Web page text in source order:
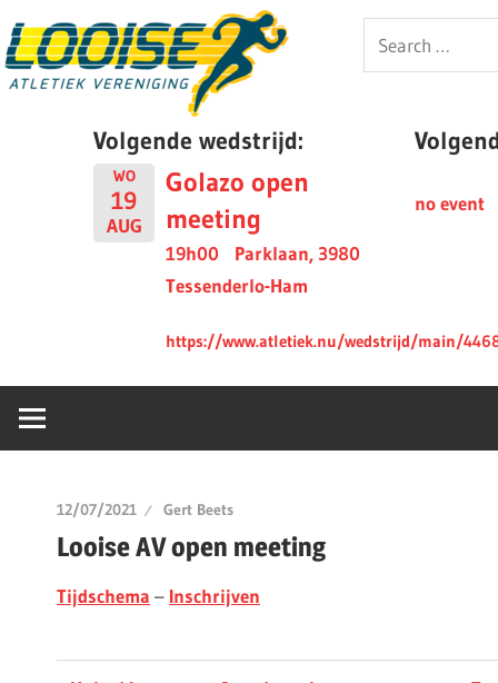
to
content
Looise
Search
for:
Volgende wedstrijd:
WO
19
AUG
Golazo open
meeting
19h00
Parklaan, 3980
Tessenderlo-Ham
https://www.atletiek.nu/wedstrijd/main/
no event
12/07/2021 Gert Beets
Looise AV open meeting
Tijdschema – Inschrijven